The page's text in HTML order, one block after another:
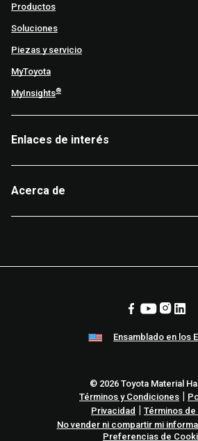
Productos
Soluciones
Piezas y servicio
MyToyota
MyInsights®
Enlaces de interés
Acerca de
Ensamblado en los
© 2026 Toyota Material
Términos y Condiciones
Privacidad
Términos de
No vender ni compartir mi
Preferencias de